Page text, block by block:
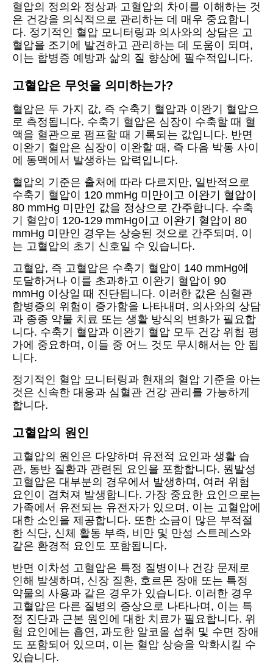
혈압의 정의와 정상과 고혈압의 차이를 이해하는 것
은 건강을 의식적으로 관리하는 데 매우 중요합니
다. 정기적인 혈압 모니터링과 의사와의 상담은 고
혈압을 조기에 발견하고 관리하는 데 도움이 되며,
이는 합병증 예방과 삶의 질 향상에 필수적입니다.
고혈압은 무엇을 의미하는가?
혈압은 두 가지 값, 즉 수축기 혈압과 이완기 혈압으
로 측정됩니다. 수축기 혈압은 심장이 수축할 때 혈
액을 혈관으로 펌프할 때 기록되는 값입니다. 반면
이완기 혈압은 심장이 이완할 때, 즉 다음 박동 사이
에 동맥에서 발생하는 압력입니다.
혈압의 기준은 출처에 따라 다르지만, 일반적으로
수축기 혈압이 120 mmHg 미만이고 이완기 혈압이
80 mmHg 미만인 값을 정상으로 간주합니다. 수축
기 혈압이 120-129 mmHg이고 이완기 혈압이 80
mmHg 미만인 경우는 상승된 것으로 간주되며, 이
는 고혈압의 초기 신호일 수 있습니다.
고혈압, 즉 고혈압은 수축기 혈압이 140 mmHg에
도달하거나 이를 초과하고 이완기 혈압이 90
mmHg 이상일 때 진단됩니다. 이러한 값은 심혈관
합병증의 위험이 증가함을 나타내며, 의사와의 상담
과 종종 약물 치료 또는 생활 방식의 변화가 필요합
니다. 수축기 혈압과 이완기 혈압 모두 건강 위험 평
가에 중요하며, 이들 중 어느 것도 무시해서는 안 됩
니다.
정기적인 혈압 모니터링과 현재의 혈압 기준을 아는
것은 신속한 대응과 심혈관 건강 관리를 가능하게
합니다.
고혈압의 원인
고혈압의 원인은 다양하며 유전적 요인과 생활 습
관, 동반 질환과 관련된 요인을 포함합니다. 원발성
고혈압은 대부분의 경우에서 발생하며, 여러 위험
요인이 겹쳐져 발생합니다. 가장 중요한 요인으로는
가족에서 유전되는 유전자가 있으며, 이는 고혈압에
대한 소인을 제공합니다. 또한 소금이 많은 부적절
한 식단, 신체 활동 부족, 비만 및 만성 스트레스와
같은 환경적 요인도 포함됩니다.
반면 이차성 고혈압은 특정 질병이나 건강 문제로
인해 발생하며, 신장 질환, 호르몬 장애 또는 특정
약물의 사용과 같은 경우가 있습니다. 이러한 경우
고혈압은 다른 질병의 증상으로 나타나며, 이는 특
정 진단과 근본 원인에 대한 치료가 필요합니다. 위
험 요인에는 흡연, 과도한 알코올 섭취 및 수면 장애
도 포함되어 있으며, 이는 혈압 상승을 악화시킬 수
있습니다.